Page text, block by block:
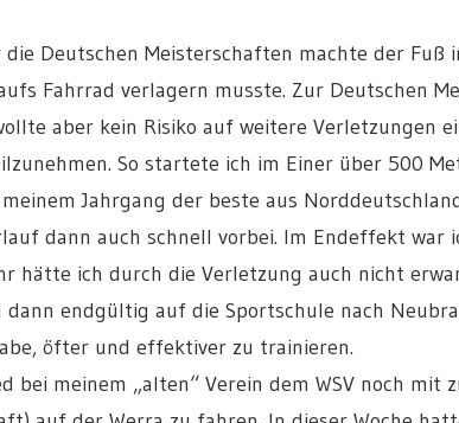
Deutschen Meisterschaften machte der Fuß
Fahrrad verlagern musste. Zur Deutschen
aber kein Risiko auf weitere Verletzungen
So startete ich im Einer über 500
Jahrgang der beste aus
dann auch schnell vorbei. Im Endeffekt war
hätte ich durch die Verletzung auch nicht
endgültig auf die Sportschule nach
öfter und effektiver zu trainieren.
bei meinem „alten“ Verein dem WSV noch mit